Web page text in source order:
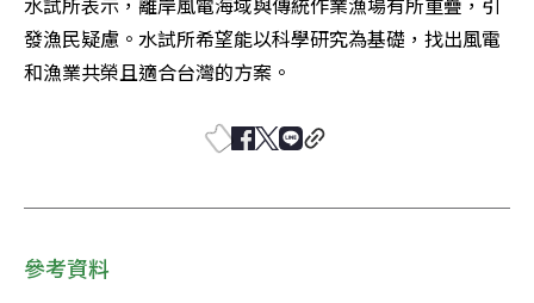
發漁民疑慮。水試所希望能以科學研究為基礎，找出風電
和漁業共榮且適合台灣的方案。
參考資料